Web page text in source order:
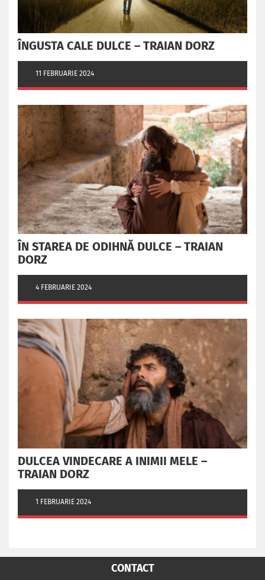
ÎNGUSTA CALE DULCE – TRAIAN DORZ
11 FEBRUARIE 2024
ÎN STAREA DE ODIHNĂ DULCE – TRAIAN
DORZ
4 FEBRUARIE 2024
DULCEA VINDECARE A INIMII MELE –
TRAIAN DORZ
1 FEBRUARIE 2024
CONTACT